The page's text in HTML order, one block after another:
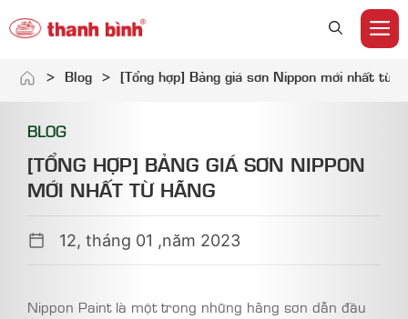
Skip
> Blog > [Tổng hợp] Bảng giá sơn Nippon mới nhất từ
BLOG
[TỔNG HỢP] BẢNG GIÁ SƠN NIPPON
MỚI NHẤT TỪ HÃNG
12, tháng 01 ,năm 2023
Nippon Paint là một trong những hãng sơn dẫn đầu